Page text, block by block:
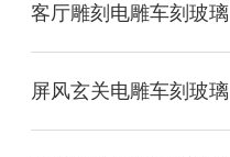
客厅雕刻电雕车刻玻璃
屏风玄关电雕车刻玻璃